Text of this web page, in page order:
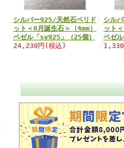
シルバー925/天然石ペリド
ット＜8月誕生石＞（4mm）
ベゼル「sv925」（25個）
24,230円(税込)
シル
ット
ベゼ